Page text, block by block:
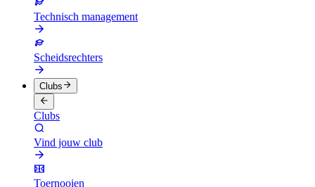
Technisch management
Scheidsrechters
Clubs
Clubs
Vind jouw club
Toernooien